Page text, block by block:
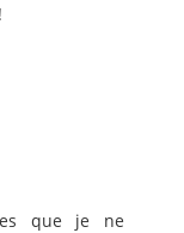
que je ne